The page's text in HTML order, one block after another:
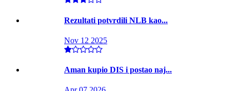
Rezultati potvrdili NLB kao...
Nov 12 2025
Aman kupio DIS i postao naj...